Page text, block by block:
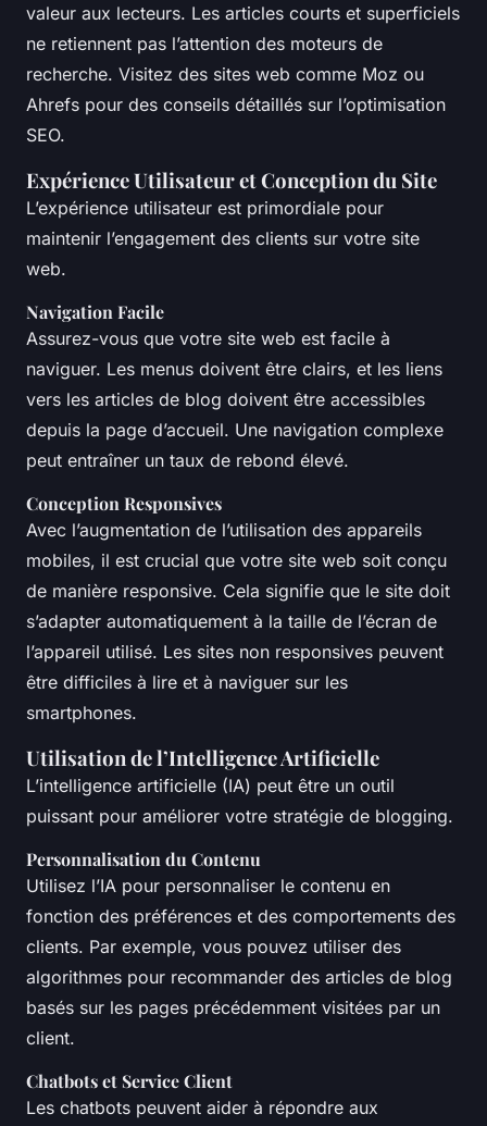
valeur aux lecteurs. Les articles courts et superficiels
ne retiennent pas l’attention des moteurs de
recherche. Visitez des sites web comme Moz ou
Ahrefs pour des conseils détaillés sur l’optimisation
SEO.
Expérience Utilisateur et Conception du Site
L’expérience utilisateur est primordiale pour
maintenir l’engagement des clients sur votre site
web.
Navigation Facile
Assurez-vous que votre site web est facile à
naviguer. Les menus doivent être clairs, et les liens
vers les articles de blog doivent être accessibles
depuis la page d’accueil. Une navigation complexe
peut entraîner un taux de rebond élevé.
Conception Responsives
Avec l’augmentation de l’utilisation des appareils
mobiles, il est crucial que votre site web soit conçu
de manière responsive. Cela signifie que le site doit
s’adapter automatiquement à la taille de l’écran de
l’appareil utilisé. Les sites non responsives peuvent
être difficiles à lire et à naviguer sur les
smartphones.
Utilisation de l’Intelligence Artificielle
L’intelligence artificielle (IA) peut être un outil
puissant pour améliorer votre stratégie de blogging.
Personnalisation du Contenu
Utilisez l’IA pour personnaliser le contenu en
fonction des préférences et des comportements des
clients. Par exemple, vous pouvez utiliser des
algorithmes pour recommander des articles de blog
basés sur les pages précédemment visitées par un
client.
Chatbots et Service Client
Les chatbots peuvent aider à répondre aux